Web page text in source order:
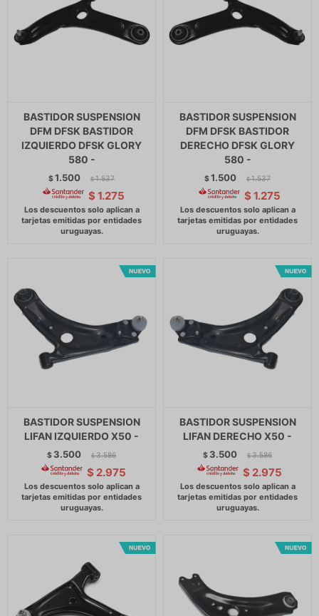
BASTIDOR SUSPENSION
DFM DFSK BASTIDOR
IZQUIERDO DFSK GLORY
580 -
$1.500 $ 1.537
$ 1.275
BASTIDOR SUSPENSION
DFM DFSK BASTIDOR
DERECHO DFSK GLORY
580 -
$1.500 $ 1.537
$ 1.275
BASTIDOR SUSPENSION
LIFAN IZQUIERDO X50 -
$ 3.500 $ 3.586
$ 2.975
BASTIDOR SUSPENSION
LIFAN DERECHO X50 -
$ 3.500 $ 3.586
$ 2.975